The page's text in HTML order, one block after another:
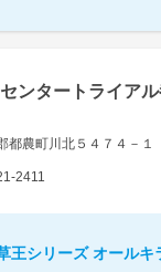
ンタートライア
都農町川北５４７４－１
2411
王シリーズ オールキ